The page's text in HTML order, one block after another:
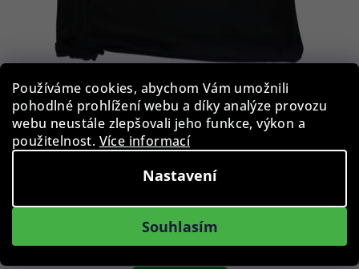
Používáme cookies, abychom Vám umožnili
pohodlné prohlížení webu a díky analýze provozu
webu neustále zlepšovali jeho funkce, výkon a
použitelnost. Více informací
Nastavení
Souhlasím
39 Kč
Skladem